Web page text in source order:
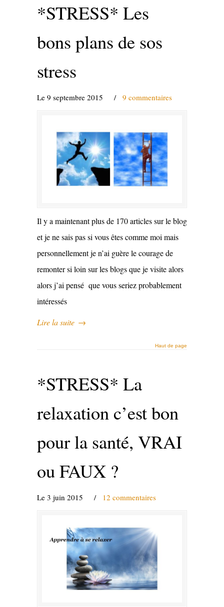
*STRESS* Les
bons plans de sos
stress
Le 9 septembre 2015 / 9 commentaires
Il y a maintenant plus de 170 articles sur le blog
et je ne sais pas si vous êtes comme moi mais
personnellement je n’ai guère le courage de
remonter si loin sur les blogs que je visite alors
alors j’ai pensé que vous seriez probablement
intéressés
Lire la suite →
Haut de page
*STRESS* La
relaxation c’est bon
pour la santé, VRAI
ou FAUX ?
Le 3 juin 2015 / 12 commentaires